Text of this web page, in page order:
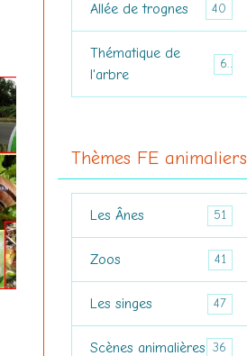
Allée de trognes 40
Thématique de
l'arbre
6
Thèmes FE animaliers
Les Ânes 51
Zoos 41
Les singes 47
Scènes animalières 36